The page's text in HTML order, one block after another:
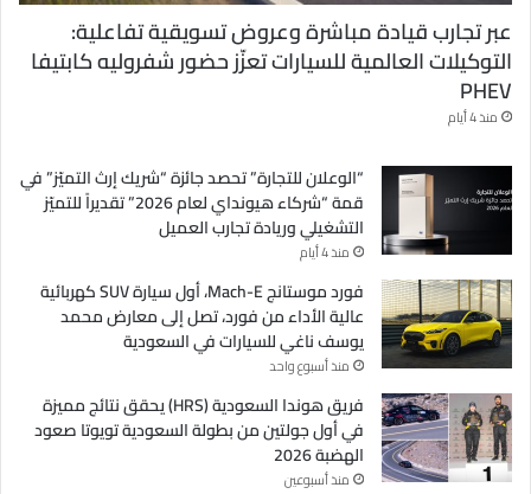
عبر تجارب قيادة مباشرة وعروض تسويقية تفاعلية:
التوكيلات العالمية للسيارات تعزّز حضور شفروليه كابتيفا
PHEV
منذ 4 أيام
“الوعلان للتجارة” تحصد جائزة “شريك إرث التميّز” في
قمة “شركاء هيونداي لعام 2026” تقديراً للتميّز
التشغيلي وريادة تجارب العميل
منذ 4 أيام
فورد موستانج Mach-E، أول سيارة SUV كهربائية
عالية الأداء من فورد، تصل إلى معارض محمد
يوسف ناغي للسيارات في السعودية
منذ أسبوع واحد
فريق هوندا السعودية (HRS) يحقق نتائج مميزة
في أول جولتين من بطولة السعودية تويوتا صعود
الهضبة 2026
منذ أسبوعين